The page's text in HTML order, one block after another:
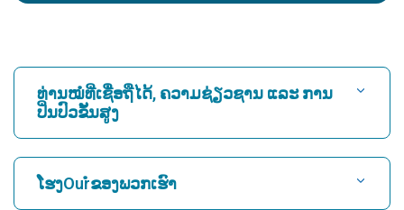
ທ່ານໝໍທີ່ເຊື່ອຖືໄດ້, ຄວາມຊ່ຽວຊານ ແລະ ການ
ປິ່ນປົວຂັ້ນສູງ
ຊອກຫາໂຮງ ໝໍ
ໂຮງOurໍຂອງພວກເຮົາ